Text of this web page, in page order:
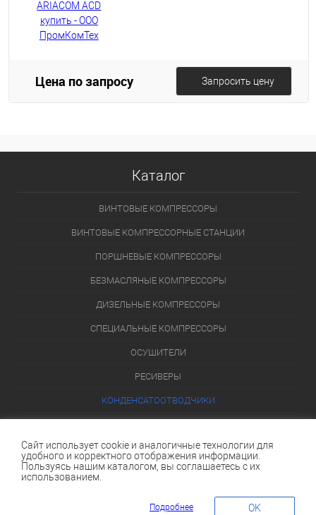
Цена по запросу Запросить цену
Каталог
ВИНТОВЫЕ КОМПРЕССОРЫ
ВИНТОВЫЕ КОМПРЕССОРНЫЕ СТАНЦИИ
ПОРШНЕВЫЕ КОМПРЕССОРЫ
БЕЗМАСЛЯНЫЕ КОМПРЕССОРЫ
ДИЗЕЛЬНЫЕ КОМПРЕССОРЫ
СПЕЦИАЛЬНЫЕ КОМПРЕССОРЫ
ОСУШИТЕЛИ
РЕСИВЕРЫ
КОНДЕНСАТООТВОДЧИКИ
Данный интернет-сайт носит исключительно информационный
характер и ни при каких условиях не является публичной офертой,
определяемой положениями Статьи 437 (2) Гражданского кодекса
Сайт использует cookie и аналогичные технологии для
удобного и корректного отображения информации.
Пользуясь нашим каталогом, вы соглашаетесь с их
использованием.
Подробнее OK